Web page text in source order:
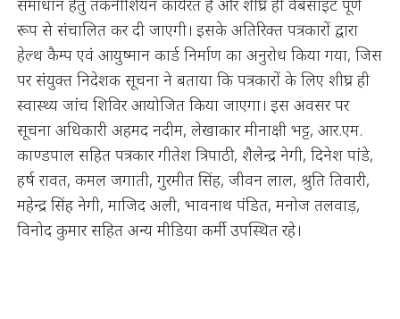
समाधान हेतु तकनीशियन कार्यरत हैं और शीघ्र ही वेबसाइट पूर्ण
रूप से संचालित कर दी जाएगी। इसके अतिरिक्त पत्रकारों द्वारा
हेल्थ कैम्प एवं आयुष्मान कार्ड निर्माण का अनुरोध किया गया, जिस
पर संयुक्त निदेशक सूचना ने बताया कि पत्रकारों के लिए शीघ्र ही
स्वास्थ्य जांच शिविर आयोजित किया जाएगा। इस अवसर पर
सूचना अधिकारी अहमद नदीम, लेखाकार मीनाक्षी भट्ट, आर.एम.
काण्डपाल सहित पत्रकार गीतेश त्रिपाठी, शैलेन्द्र नेगी, दिनेश पांडे,
हर्ष रावत, कमल जगाती, गुरमीत सिंह, जीवन लाल, श्रुति तिवारी,
महेन्द्र सिंह नेगी, माजिद अली, भावनाथ पंडित, मनोज तलवाड़,
विनोद कुमार सहित अन्य मीडिया कर्मी उपस्थित रहे।